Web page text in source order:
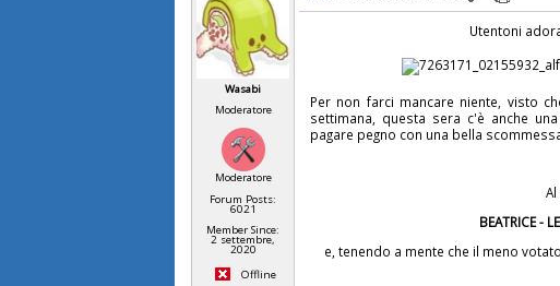
Wasabi
Moderatore
Moderatore
Forum Posts:
6021
Member Since:
2 settembre,
2020
Offline
Utentoni
Per non farci mancare niente, visto
settimana, questa sera c'è anche
pagare pegno con una bella
BEATRICE -
e, tenendo a mente che il meno